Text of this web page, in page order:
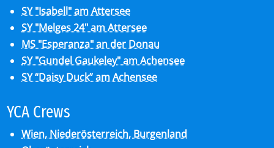
SY "Isabell" am Attersee
SY "Melges 24" am Attersee
MS "Esperanza" an der Donau
SY "Gundel Gaukeley" am Achensee
SY “Daisy Duck” am Achensee
YCA Crews
Wien, Niederösterreich, Burgenland